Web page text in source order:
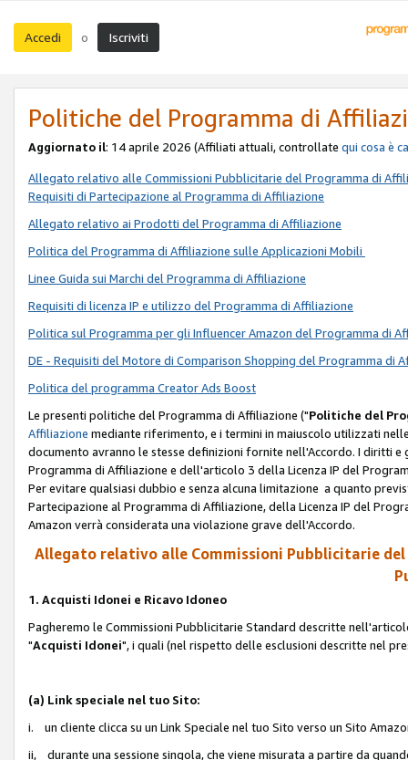
Accedi o Iscriviti
Politiche del Programma di
Aggiornato il: 14 aprile 2026 (Affiliati attuali, controllate qui cosa è
Allegato relativo alle Commissioni Pubblicitarie del Programma di
Requisiti di Partecipazione al Programma di Affiliazione
Allegato relativo ai Prodotti del Programma di Affiliazione
Politica del Programma di Affiliazione sulle Applicazioni Mobili
Linee Guida sui Marchi del Programma di Affiliazione
Requisiti di licenza IP e utilizzo del Programma di Affiliazione
Politica sul Programma per gli Influencer Amazon del Programma di
DE - Requisiti del Motore di Comparison Shopping del Programma di
Politica del programma Creator Ads Boost
Le presenti politiche del Programma di Affiliazione ("Politiche del
Affiliazione mediante riferimento, e i termini in maiuscolo utilizzati
documento avranno le stesse definizioni fornite nell'Accordo. I diritti
Programma di Affiliazione e dell'articolo 3 della Licenza IP del
Per evitare qualsiasi dubbio e senza alcuna limitazione a quanto
Partecipazione al Programma di Affiliazione, della Licenza IP del
Amazon verrà considerata una violazione grave dell'Accordo.
Allegato relativo alle Commissioni Pubblicitarie
1. Acquisti Idonei e Ricavo Idoneo
Pagheremo le Commissioni Pubblicitarie Standard descritte
"Acquisti Idonei", i quali (nel rispetto delle esclusioni descritte nel
(a) Link speciale nel tuo Sito:
i. un cliente clicca su un Link Speciale nel tuo Sito verso un Sito
ii, durante una sessione singola, che viene misurata a partire da